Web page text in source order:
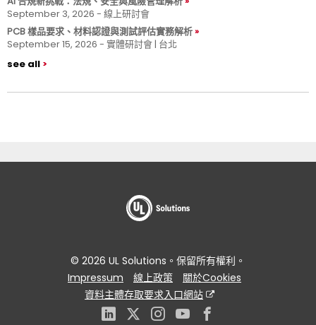
September 3, 2026 - 線上研討會
PCB 樣品要求、材料認證與測試評估實務解析
September 15, 2026 - 實體研討會 | 台北
see all
© 2026 UL Solutions。保留所有權利。
Impressum
線上政策
關於Cookies
資料主體存取要求入口網站